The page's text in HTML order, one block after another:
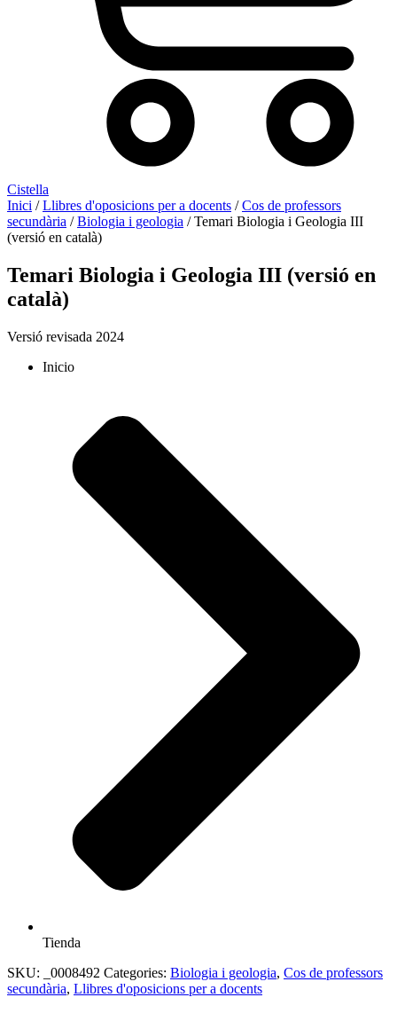
Cistella
Inici /Llibres d'oposicions per a docents /Cos de professors
secundària /Biologia i geologia / Temari Biologia i Geologia III
(versió en català)
Temari Biologia i Geologia III (versió en
català)
Versió revisada 2024
Inicio
Tienda
SKU:
_0008492 Categories: Biologia i geologia, Cos de professors
secundària, Llibres d'oposicions per a docents